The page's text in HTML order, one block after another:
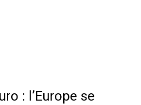
: l’Europe se